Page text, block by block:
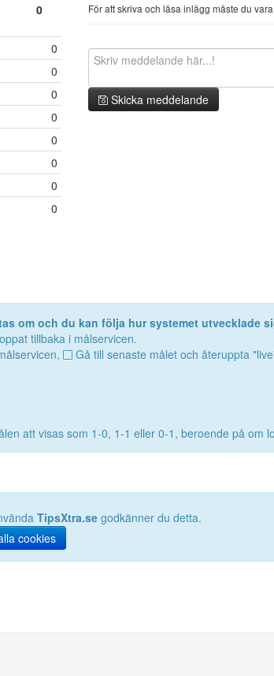
0
0
0
0
0
0
0
0
0
För att skriva och läsa inlägg måste du
Skicka meddelande
om och du kan följa hur systemet utvecklade
tillbaka i målservicen.
Gå till senaste målet och återuppta
att visas som 1-0, 1-1 eller 0-1, beroende på om
TipsXtra.se godkänner du detta.
cookies